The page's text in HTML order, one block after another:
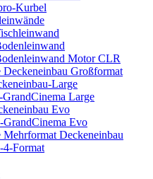
Kurbel
Motor CLR
Großformat
Large
Large
Evo
Evo
Deckeneinbau
Format